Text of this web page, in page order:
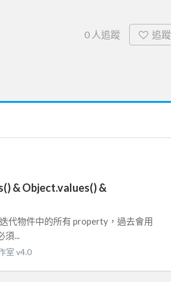
0 人追蹤 追蹤
& Object.values() &
代物件中的所有 property，過去會用
須...
室 v4.0